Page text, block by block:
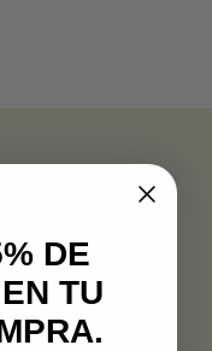
DE
TU